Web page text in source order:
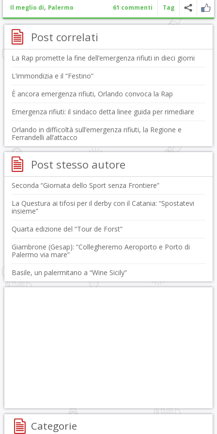
Il meglio di, Palermo 61 commenti Tag
Post correlati
La Rap promette la fine dell’emergenza rifiuti in dieci giorni
L’immondizia e il “Festino”
È ancora emergenza rifiuti, Orlando convoca la Rap
Emergenza rifiuti: il sindaco detta linee guida per rimediare
Orlando in difficoltà sull’emergenza rifiuti, la Regione e
Ferrandelli all’attacco
Post stesso autore
Seconda “Giornata dello Sport senza Frontiere”
La Questura ai tifosi per il derby con il Catania: “Spostatevi
insieme”
Quarta edizione del “Tour de Forst”
Giambrone (Gesap): “Collegheremo Aeroporto e Porto di
Palermo via mare”
Basile, un palermitano a “Wine Sicily”
Categorie